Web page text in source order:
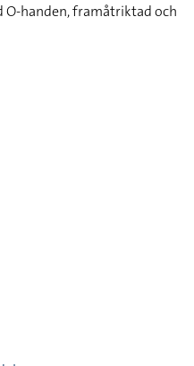
handen, framåtriktad och